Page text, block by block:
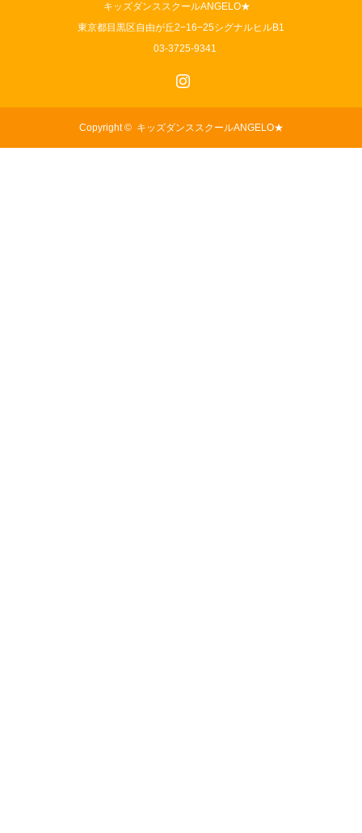
キッズダンススクールANGELO★
東京都目黒区自由が丘2−16−25シグナルヒルB1
03-3725-9341
Copyright © キッズダンススクールANGELO★